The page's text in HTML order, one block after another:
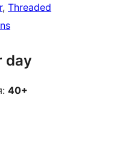
, Threaded
day
40+